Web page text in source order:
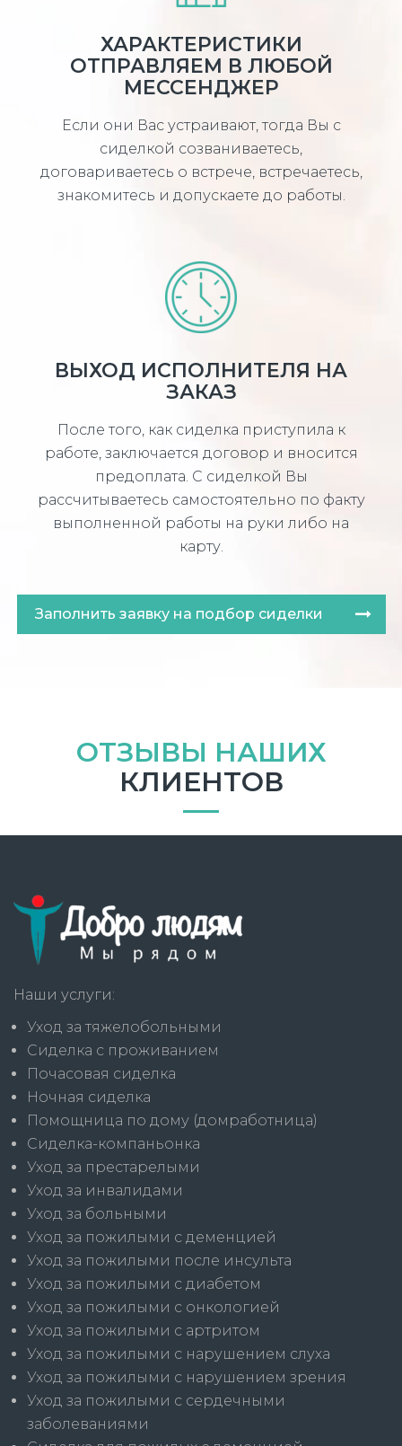
ХАРАКТЕРИСТИКИ
ОТПРАВЛЯЕМ В ЛЮБОЙ
МЕССЕНДЖЕР
Если они Вас устраивают, тогда Вы с
сиделкой созваниваетесь,
договариваетесь о встрече, встречаетесь,
знакомитесь и допускаете до работы.
ВЫХОД ИСПОЛНИТЕЛЯ НА
ЗАКАЗ
После того, как сиделка приступила к
работе, заключается договор и вносится
предоплата. С сиделкой Вы
рассчитываетесь самостоятельно по факту
выполненной работы на руки либо на
карту.
Заполнить заявку на подбор сиделки
ОТЗЫВЫ НАШИХ
КЛИЕНТОВ
Наши услуги:
Уход за тяжелобольными
Сиделка с проживанием
Почасовая сиделка
Ночная сиделка
Помощница по дому (домработница)
Сиделка-компаньонка
Уход за престарелыми
Уход за инвалидами
Уход за больными
Уход за пожилыми с деменцией
Уход за пожилыми после инсульта
Уход за пожилыми с диабетом
Уход за пожилыми с онкологией
Уход за пожилыми с артритом
Уход за пожилыми с нарушением слуха
Уход за пожилыми с нарушением зрения
Уход за пожилыми с сердечными
заболеваниями